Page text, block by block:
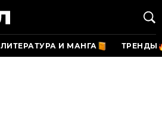
ЛИТЕРАТУРА И МАНГА ТРЕНДЫ